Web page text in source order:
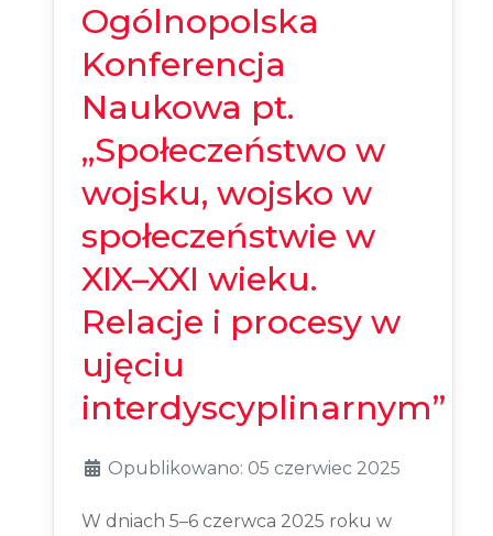
Ogólnopolska
Konferencja
Naukowa pt.
„Społeczeństwo w
wojsku, wojsko w
społeczeństwie w
XIX–XXI wieku.
Relacje i procesy w
ujęciu
interdyscyplinarnym”
Opublikowano: 05 czerwiec 2025
W dniach 5–6 czerwca 2025 roku w